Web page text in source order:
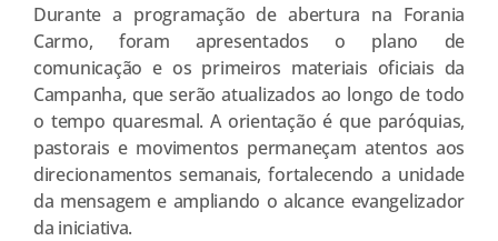
Durante a programação de abertura na Forania
Carmo, foram apresentados o plano de
comunicação e os primeiros materiais oficiais da
Campanha, que serão atualizados ao longo de todo
o tempo quaresmal. A orientação é que paróquias,
pastorais e movimentos permaneçam atentos aos
direcionamentos semanais, fortalecendo a unidade
da mensagem e ampliando o alcance evangelizador
da iniciativa.